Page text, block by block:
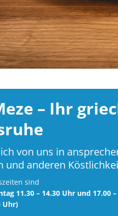
– Ihr
von uns in
und anderen
sind
11.30 – 14.30 Uhr und 17.00
Uhr)